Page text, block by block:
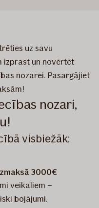
uz savu
izprast un novērtēt
nozarei. Pasargājiet
nozari,
visbiežāk:
3000€
veikaliem –
bojājumi.